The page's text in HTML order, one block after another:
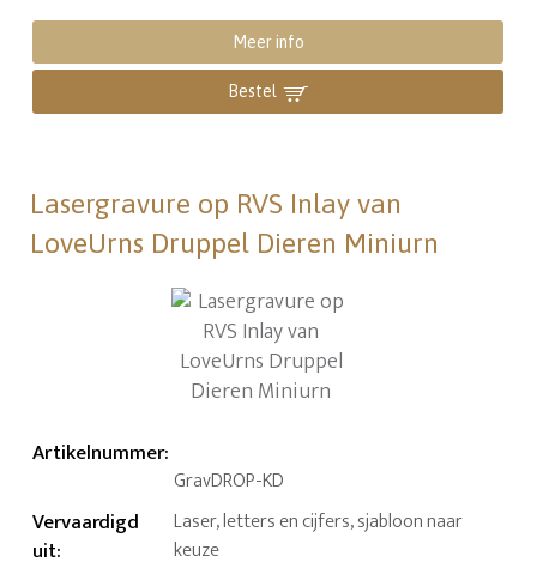
Meer info
Bestel
Lasergravure op RVS Inlay van
LoveUrns Druppel Dieren Miniurn
Artikelnummer:
GravDROP-KD
Vervaardigd
uit:
Laser, letters en cijfers, sjabloon naar
keuze